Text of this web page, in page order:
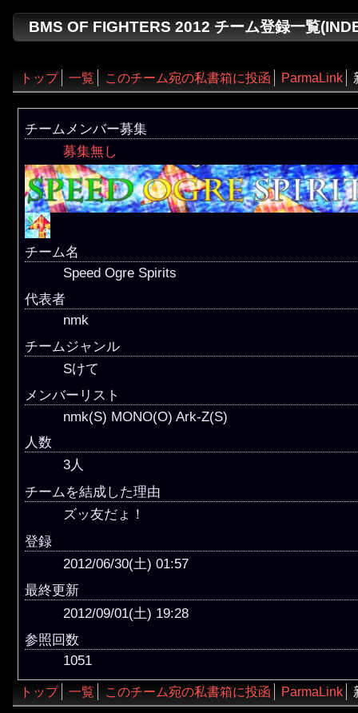
BMS OF FIGHTERS 2012 チーム登録一覧
トップ 一覧 このチーム宛の私書箱に投函 ParmaLink
チームメンバー募集
募集無し
チーム名
Speed Ogre Spirits
代表者
nmk
チームジャンル
Sけて
メンバーリスト
nmk(S) MONO(O) Ark-Z(S)
人数
3人
チームを結成した理由
ズッ友だょ！
登録
2012/06/30(土) 01:57
最終更新
2012/09/01(土) 19:28
参照回数
1051
トップ 一覧 このチーム宛の私書箱に投函 ParmaLink